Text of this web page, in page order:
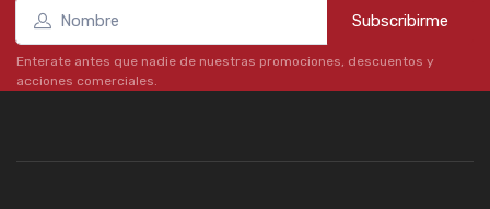
Subscribirme
Enterate antes que nadie de nuestras promociones, descuentos y
acciones comerciales.